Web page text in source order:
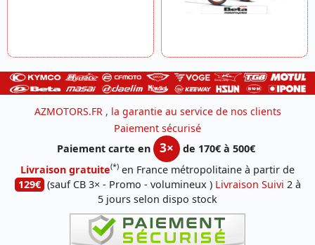
AZMOTORS.FR , la garantie au service de nos clients
Paiement sécurisé
Paiement carte en
3×
de 170€ à 500€
Livraison gratuite(*) en France métropolitaine à partir de
129€ (sauf CB 3× - Promo - volumineux ) Livraison Suivi 2 à
5 jours selon dispo stock